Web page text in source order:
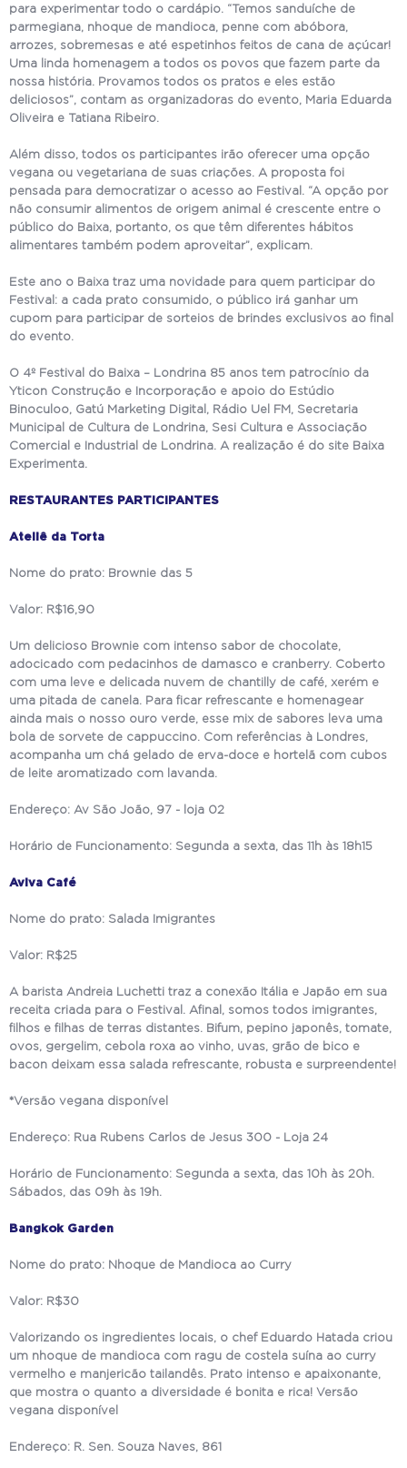
para experimentar todo o cardápio. “Temos sanduíche de
parmegiana, nhoque de mandioca, penne com abóbora,
arrozes, sobremesas e até espetinhos feitos de cana de açúcar!
Uma linda homenagem a todos os povos que fazem parte da
nossa história. Provamos todos os pratos e eles estão
deliciosos”, contam as organizadoras do evento, Maria Eduarda
Oliveira e Tatiana Ribeiro.
Além disso, todos os participantes irão oferecer uma opção
vegana ou vegetariana de suas criações. A proposta foi
pensada para democratizar o acesso ao Festival. “A opção por
não consumir alimentos de origem animal é crescente entre o
público do Baixa, portanto, os que têm diferentes hábitos
alimentares também podem aproveitar”, explicam.
Este ano o Baixa traz uma novidade para quem participar do
Festival: a cada prato consumido, o público irá ganhar um
cupom para participar de sorteios de brindes exclusivos ao final
do evento.
O 4º Festival do Baixa – Londrina 85 anos tem patrocínio da
Yticon Construção e Incorporação e apoio do Estúdio
Binoculoo, Gatú Marketing Digital, Rádio Uel FM, Secretaria
Municipal de Cultura de Londrina, Sesi Cultura e Associação
Comercial e Industrial de Londrina. A realização é do site Baixa
Experimenta.
RESTAURANTES PARTICIPANTES
Ateliê da Torta
Nome do prato: Brownie das 5
Valor: R$16,90
Um delicioso Brownie com intenso sabor de chocolate,
adocicado com pedacinhos de damasco e cranberry. Coberto
com uma leve e delicada nuvem de chantilly de café, xerém e
uma pitada de canela. Para ficar refrescante e homenagear
ainda mais o nosso ouro verde, esse mix de sabores leva uma
bola de sorvete de cappuccino. Com referências à Londres,
acompanha um chá gelado de erva-doce e hortelã com cubos
de leite aromatizado com lavanda.
Endereço: Av São João, 97 - loja 02
Horário de Funcionamento: Segunda a sexta, das 11h às 18h15
Aviva Café
Nome do prato: Salada Imigrantes
Valor: R$25
A barista Andreia Luchetti traz a conexão Itália e Japão em sua
receita criada para o Festival. Afinal, somos todos imigrantes,
filhos e filhas de terras distantes. Bifum, pepino japonês, tomate,
ovos, gergelim, cebola roxa ao vinho, uvas, grão de bico e
bacon deixam essa salada refrescante, robusta e surpreendente!
*Versão vegana disponível
Endereço: Rua Rubens Carlos de Jesus 300 - Loja 24
Horário de Funcionamento: Segunda a sexta, das 10h às 20h.
Sábados, das 09h às 19h.
Bangkok Garden
Nome do prato: Nhoque de Mandioca ao Curry
Valor: R$30
Valorizando os ingredientes locais, o chef Eduardo Hatada criou
um nhoque de mandioca com ragu de costela suína ao curry
vermelho e manjericão tailandês. Prato intenso e apaixonante,
que mostra o quanto a diversidade é bonita e rica! Versão
vegana disponível
Endereço: R. Sen. Souza Naves, 861